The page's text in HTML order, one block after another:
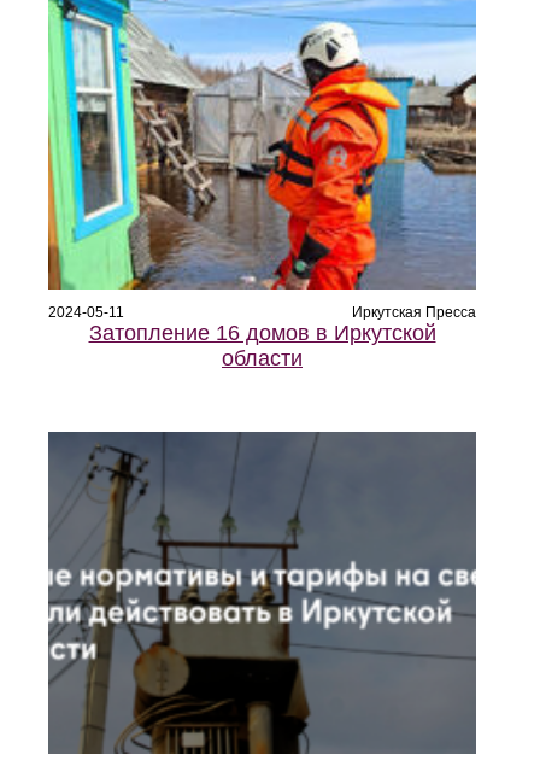
2024-05-11 Иркутская Пресса
Затопление 16 домов в Иркутской
области